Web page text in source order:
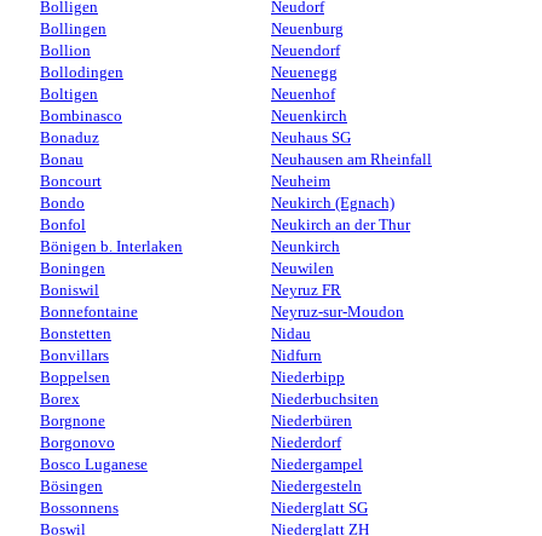
Bolligen
Bollingen
Bollion
Bollodingen
Boltigen
Bombinasco
Bonaduz
Bonau
Boncourt
Bondo
Bonfol
Bönigen b. Interlaken
Boningen
Boniswil
Bonnefontaine
Bonstetten
Bonvillars
Boppelsen
Borex
Borgnone
Borgonovo
Bosco Luganese
Bösingen
Bossonnens
Boswil
Neudorf
Neuenburg
Neuendorf
Neuenegg
Neuenhof
Neuenkirch
Neuhaus SG
Neuhausen am Rheinfall
Neuheim
Neukirch (Egnach)
Neukirch an der Thur
Neunkirch
Neuwilen
Neyruz FR
Neyruz-sur-Moudon
Nidau
Nidfurn
Niederbipp
Niederbuchsiten
Niederbüren
Niederdorf
Niedergampel
Niedergesteln
Niederglatt SG
Niederglatt ZH